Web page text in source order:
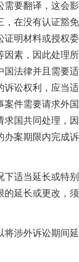
需要翻译，这会影
，在没有认证豁免
证明材料或授权委
因素，因此处理所
国法律并且需要适
诉讼权利，应当适
案件需要请求外国
求国共同处理，因
办案期限内完成诉
适当延长或特别
的延长或更改，须
将涉外诉讼期间延